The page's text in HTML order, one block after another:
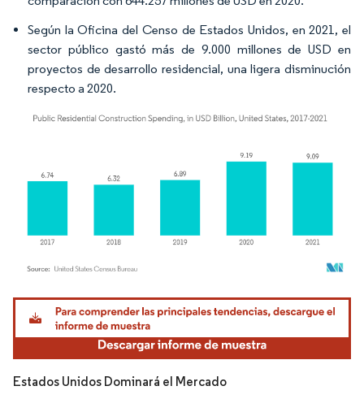
Según la Oficina del Censo de Estados Unidos, en 2021, el
sector público gastó más de 9.000 millones de USD en
proyectos de desarrollo residencial, una ligera disminución
respecto a 2020.
Imagen © Mordor Intelligence. El uso requiere atribución según CC BY 4.0.
Estados Unidos Dominará el Mercado